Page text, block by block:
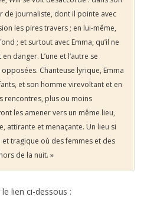
de journaliste, dont il pointe avec
les pires travers ; en lui-même,
; et surtout avec Emma, qu’il ne
danger. L’une et l’autre se
Chanteuse lyrique, Emma
et son homme virevoltant et en
rencontres, plus ou moins
les amener vers un même lieu,
attirante et menaçante. Un lieu si
tragique où des femmes et des
de la nuit. »
lien ci-dessous :